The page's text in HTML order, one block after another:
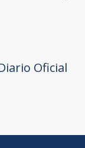
Oficial